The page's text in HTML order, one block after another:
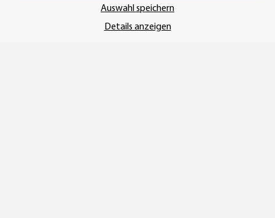
SSL-Verschlüsselung
Auswahl speichern
Details anzeigen